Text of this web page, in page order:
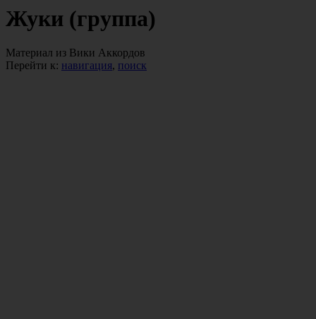
Жуки (группа)
Материал из Вики Аккордов
Перейти к: навигация, поиск